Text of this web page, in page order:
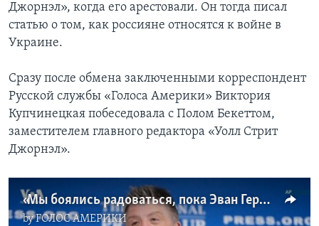
Джорнэл», когда его арестовали. Он тогда писал
статью о том, как россияне относятся к войне в
Украине.
Сразу после обмена заключенными корреспондент
Русской службы «Голоса Америки» Виктория
Купчинецкая побеседовала с Полом Бекеттом,
заместителем главного редактора «Уолл Стрит
Джорнэл».
«Мы боялись радоваться, пока Эван Гершкович не вышел из самолета в Турции». Интервью с замглавреда WSJ
byГОЛОС АМЕРИКИ